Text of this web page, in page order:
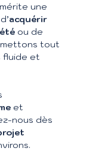
une
acquérir
ou de
mettons tout
fluide et
et
nous dès